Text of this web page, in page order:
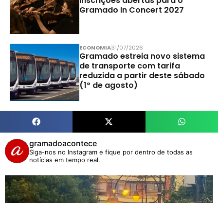
Gramado In Concert 2027
ECONOMIA31/07/2026
Gramado estreia novo sistema
de transporte com tarifa
reduzida a partir deste sábado
(1º de agosto)
gramadoacontece
Siga-nos no Instagram e fique por dentro de todas as
notícias em tempo real.